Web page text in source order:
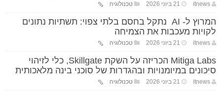
itnews 21 ביוני 2026 טכנולוגיה
המרוץ ל- AI נתקל בחסם בלתי צפוי: תשתיות נתונים
לקויות מעכבות את הצמיחה
itnews 21 ביוני 2026 טכנולוגיה
Mitiga Labs הכריזה על השקת Skillgate, כלי לזיהוי
סיכונים במיומנויות ובהגדרות של סוכני בינה מלאכותית
itnews 21 ביוני 2026 טכנולוגיה